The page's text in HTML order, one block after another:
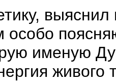
выяснил
особо
именую